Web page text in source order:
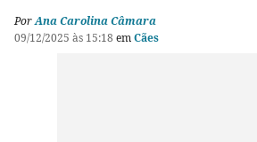
PorAna Carolina Câmara
09/12/2025 às 15:18 emCães